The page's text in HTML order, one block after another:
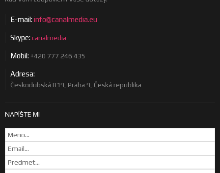
E-mail:info@canalmedia.eu
Skype:canalmedia
Mobil:+420 777 246 435
Adresa:
Českodubská 819, Praha 9, Česká republika
NAPÍŠTE MI